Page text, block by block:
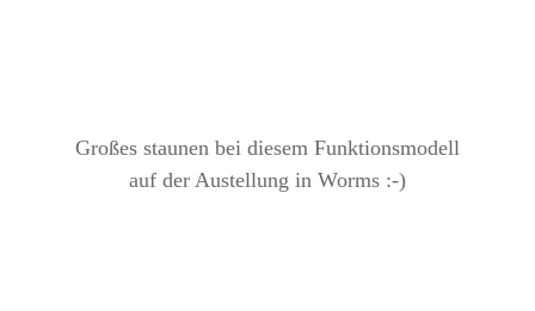
Großes staunen bei diesem Funktionsmodell
auf der Austellung in Worms :-)